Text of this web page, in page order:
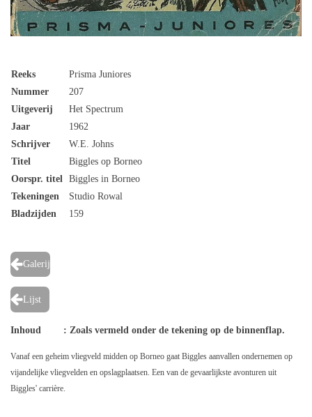
Reeks
Prisma Juniores
Nummer
207
Uitgeverij
Het Spectrum
Jaar
1962
Schrijver
W.E. Johns
Titel
Biggles op Borneo
Oorspr. titel
Biggles in Borneo
Tekeningen
Studio Rowal
Bladzijden
159
Galerij
Lijst
Inhoud : Zoals vermeld onder de tekening op de binnenflap.
Vanaf een geheim vliegveld midden op Borneo gaat Biggles aanvallen ondernemen op
vijandelijke vliegvelden en opslagplaatsen. Een van de gevaarlijkste avonturen uit
Biggles' carrière.